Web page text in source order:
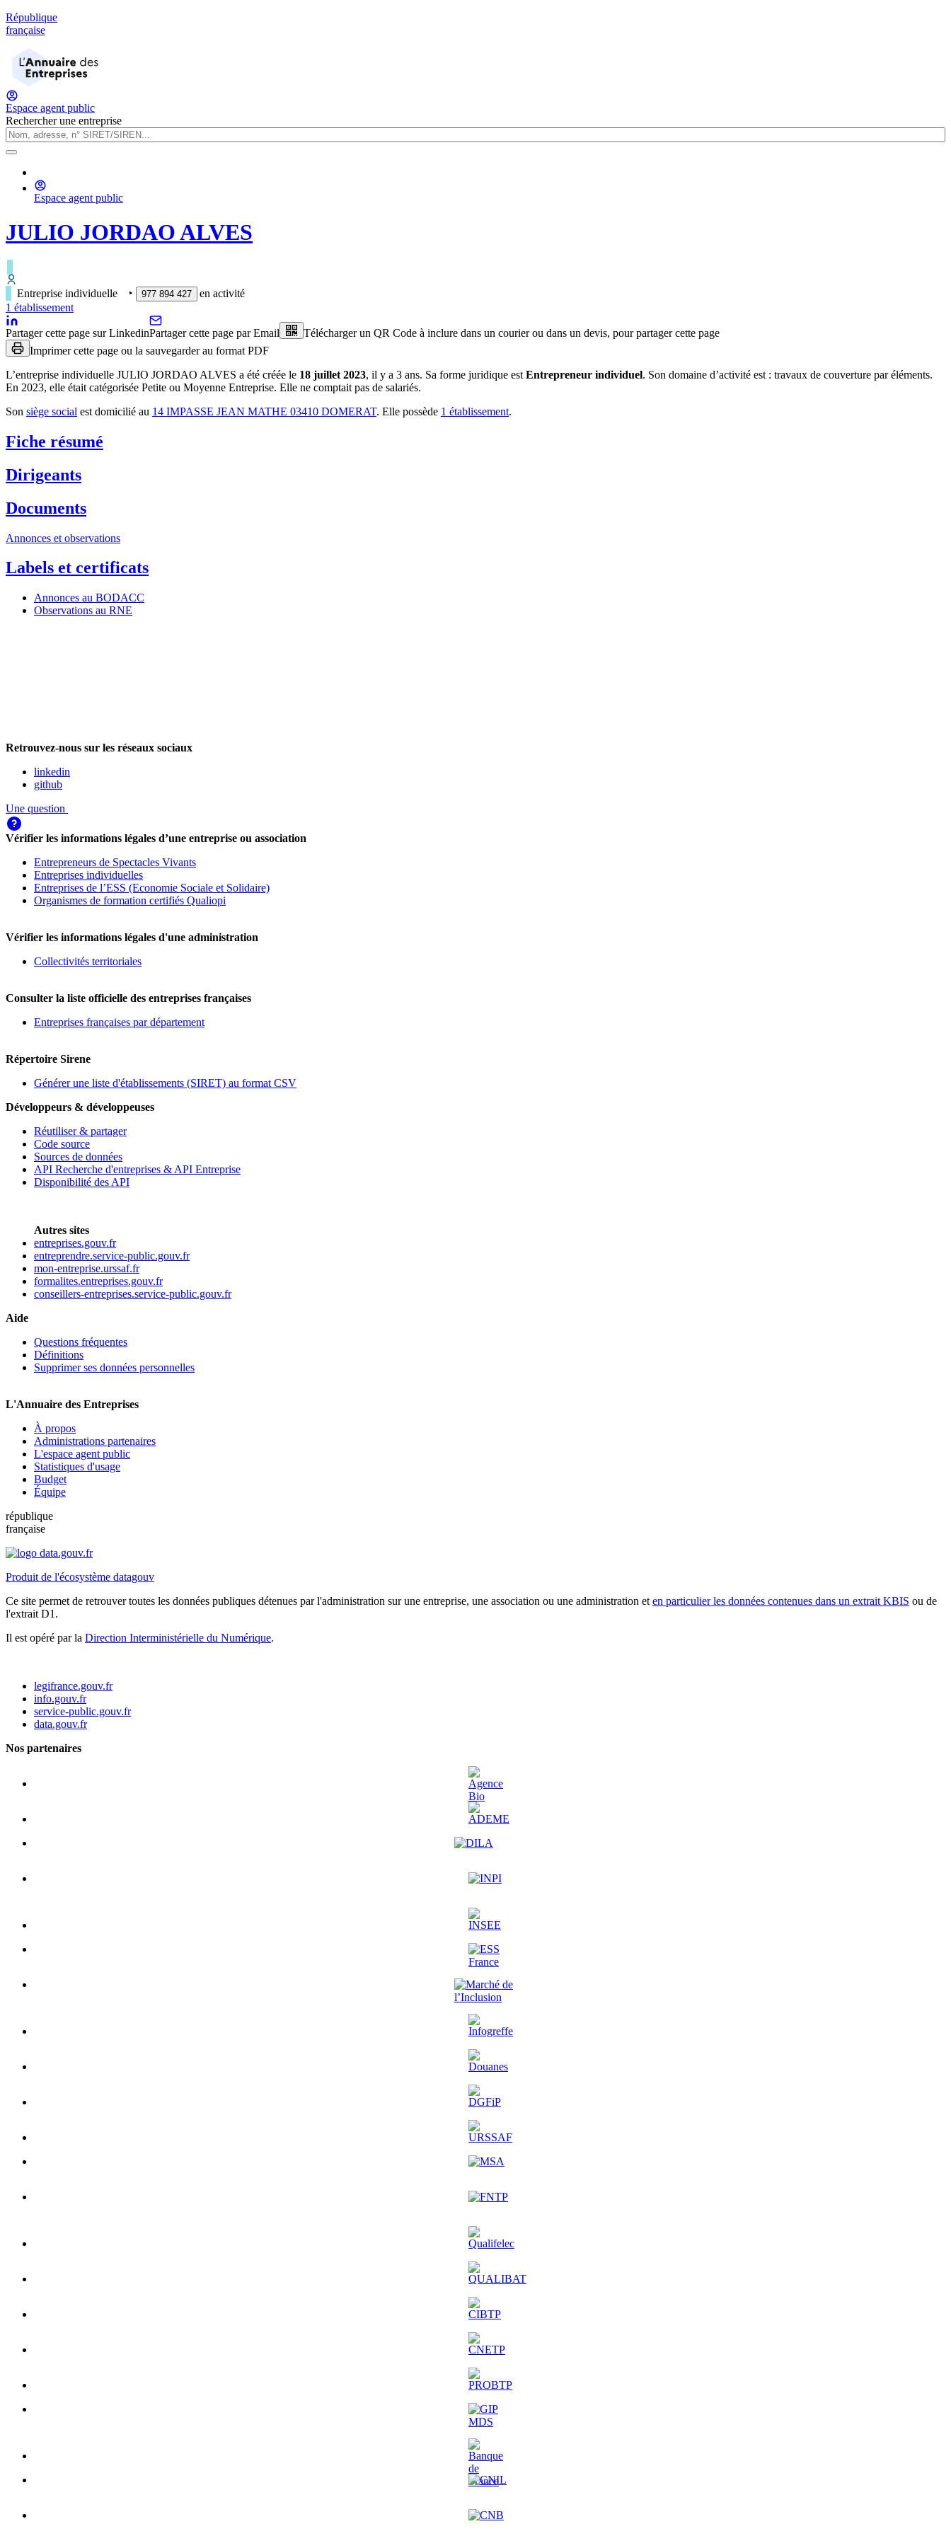
République
française
Espace agent public
Rechercher une entreprise
Espace agent public
JULIO JORDAO ALVES
Entreprise individuelle ‣ 977 894 427
en activité
1 établissement
Partager cette page sur LinkedinPartager cette page par Email
Télécharger un QR Code à inclure dans un courier ou dans un devis, pour partager cette page
Imprimer cette page ou la sauvegarder au format PDF
L’entreprise individuelle JULIO JORDAO ALVES a été créée le 18 juillet 2023, il y a 3 ans. Sa forme juridique est Entrepreneur individuel. Son domaine d’activité est : travaux de couverture par éléments.
En 2023, elle était catégorisée Petite ou Moyenne Entreprise. Elle ne comptait pas de salariés.
Son siège social est domicilié au 14 IMPASSE JEAN MATHE 03410 DOMERAT. Elle possède 1 établissement.
Fiche résumé
Dirigeants
Documents
Annonces et observations
Labels et certificats
Annonces au BODACC
Observations au RNE
Retrouvez-nous sur les réseaux sociaux
linkedin
github
Une question
Vérifier les informations légales d’une entreprise ou association
Entrepreneurs de Spectacles Vivants
Entreprises individuelles
Entreprises de l’ESS (Economie Sociale et Solidaire)
Organismes de formation certifiés Qualiopi
Vérifier les informations légales d'une administration
Collectivités territoriales
Consulter la liste officielle des entreprises françaises
Entreprises françaises par département
Répertoire Sirene
Générer une liste d'établissements (SIRET) au format CSV
Développeurs & développeuses
Réutiliser & partager
Code source
Sources de données
API Recherche d'entreprises & API Entreprise
Disponibilité des API
Autres sites
entreprises.gouv.fr
entreprendre.service-public.gouv.fr
mon-entreprise.urssaf.fr
formalites.entreprises.gouv.fr
conseillers-entreprises.service-public.gouv.fr
Aide
Questions fréquentes
Définitions
Supprimer ses données personnelles
L'Annuaire des Entreprises
À propos
Administrations partenaires
L'espace agent public
Statistiques d'usage
Budget
Équipe
république
française
Produit de l'écosystème datagouv
Ce site permet de retrouver toutes les données publiques détenues par l'administration sur une entreprise, une association ou une administration et en particulier les données contenues dans un extrait KBIS ou de
l'extrait D1.
Il est opéré par la Direction Interministérielle du Numérique.
legifrance.gouv.fr
info.gouv.fr
service-public.gouv.fr
data.gouv.fr
Nos partenaires